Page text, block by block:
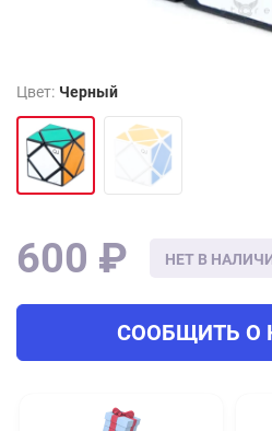
Цвет: Черный
НЕТ В
600 ₽
СООБЩИТЬ О